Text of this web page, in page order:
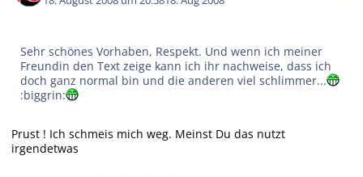
Sehr schönes Vorhaben, Respekt. Und wenn ich meiner
Freundin den Text zeige kann ich ihr nachweise, dass ich
doch ganz normal bin und die anderen viel schlimmer...
:biggrin:
Prust ! Ich schmeis mich weg. Meinst Du das nutzt
irgendetwas